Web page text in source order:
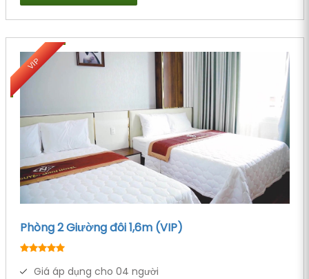
VIP
Phòng 2 Giường đôi 1,6m (VIP)
Giá áp dụng cho 04 người